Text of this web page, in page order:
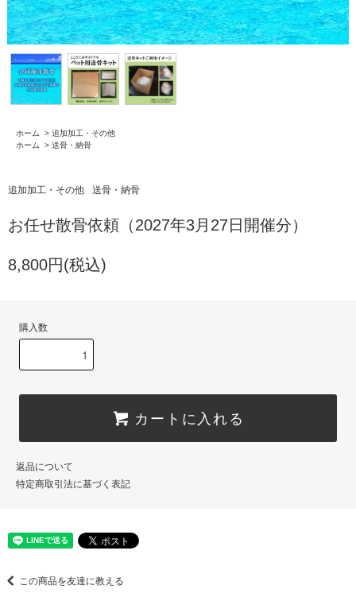
ホーム > 追加加工・その他
ホーム
> 送骨・納骨
追加加工・その他 送骨・納骨
お任せ散骨依頼（2027年3月27日開催分）
8,800円(税込)
購入数
カートに入れる
返品について
特定商取引法に基づく表記
この商品を友達に教える